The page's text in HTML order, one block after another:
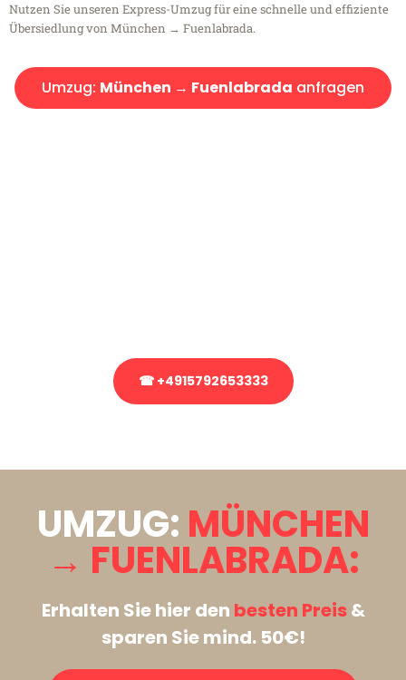
Nutzen Sie unseren Express-Umzug für eine schnelle und effiziente
Übersiedlung von München → Fuenlabrada.
Umzug: München → Fuenlabrada anfragen
☎ +4915792653333
UMZUG: MÜNCHEN
→ FUENLABRADA:
Erhalten Sie hier den besten Preis&
sparen Sie mind. 50€!